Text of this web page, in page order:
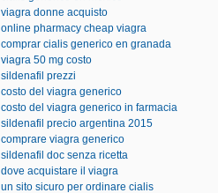
viagra donne acquisto
online pharmacy cheap viagra
comprar cialis generico en granada
viagra 50 mg costo
sildenafil prezzi
costo del viagra generico
costo del viagra generico in farmacia
sildenafil precio argentina 2015
comprare viagra generico
sildenafil doc senza ricetta
dove acquistare il viagra
un sito sicuro per ordinare cialis